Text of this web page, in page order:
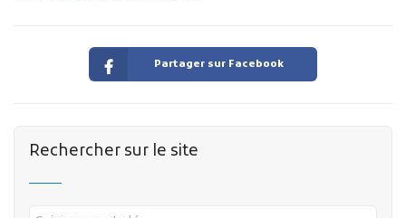
Partager sur Facebook
Rechercher sur le site